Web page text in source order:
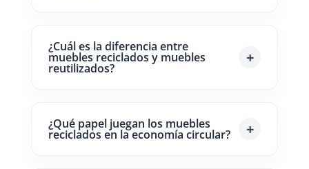
¿Cuál es la diferencia entre
muebles reciclados y muebles
reutilizados?
¿Qué papel juegan los muebles
reciclados en la economía circular?